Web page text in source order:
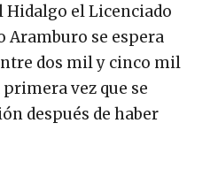
el Licenciado
Aramburo se espera
dos mil y cinco mil
vez que se
después de haber